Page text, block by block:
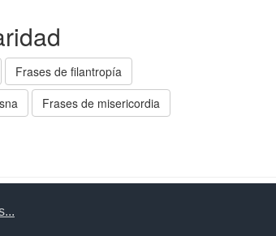
Frases de filantropía
Frases de misericordia